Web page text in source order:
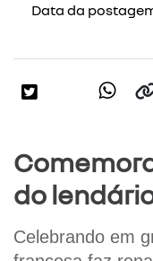
Data da
do
Celebrando em